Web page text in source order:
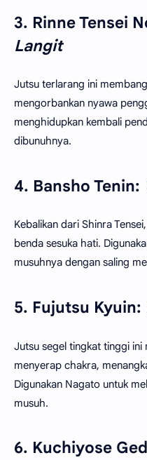
3. Rinne Tensei
Langit
Jutsu terlarang ini
mengorbankan nyawa
menghidupkan kembali
dibunuhnya.
4. Bansho Tenin:
Kebalikan dari Shinra
benda sesuka hati.
musuhnya dengan saling
5. Fujutsu Kyuin:
Jutsu segel tingkat tinggi
menyerap chakra,
Digunakan Nagato untuk
musuh.
6. Kuchiyose